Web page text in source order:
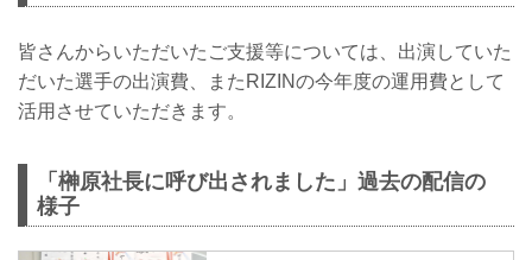
皆さんからいただいたご支援等については、出演していた
だいた選手の出演費、またRIZINの今年度の運用費として
活用させていただきます。
「榊原社長に呼び出されました」過去の配信の
様子